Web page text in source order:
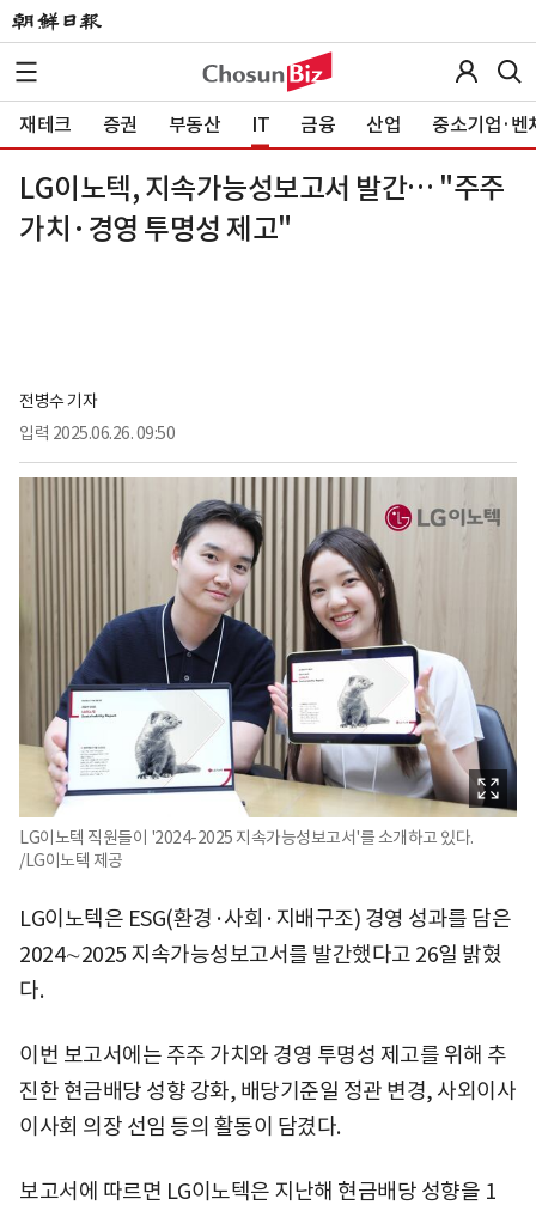
재테크 증권 부동산 IT 금융 산업 중소기업·벤
LG이노텍, 지속가능성보고서 발간… "주주
가치·경영 투명성 제고"
전병수 기자
입력 2025.06.26. 09:50
LG이노텍 직원들이 '2024-2025 지속가능성보고서'를 소개하고 있다.
/LG이노텍 제공
LG이노텍은 ESG(환경·사회·지배구조) 경영 성과를 담은
2024∼2025 지속가능성보고서를 발간했다고 26일 밝혔
다.
이번 보고서에는 주주 가치와 경영 투명성 제고를 위해 추
진한 현금배당 성향 강화, 배당기준일 정관 변경, 사외이사
이사회 의장 선임 등의 활동이 담겼다.
보고서에 따르면 LG이노텍은 지난해 현금배당 성향을 1